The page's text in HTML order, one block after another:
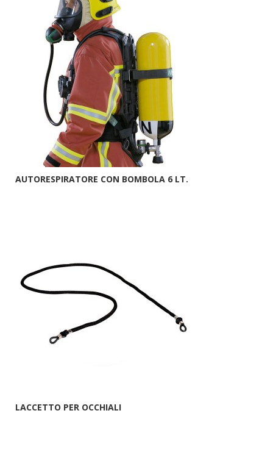
AUTORESPIRATORE CON BOMBOLA 6 LT.
LACCETTO PER OCCHIALI